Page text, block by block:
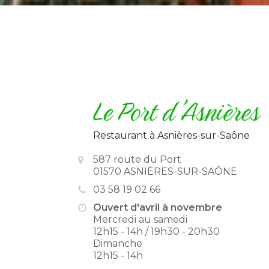
Restaurant à Asnières-sur-Saône
587 route du Port
01570 ASNIÈRES-SUR-SAÔNE
03 58 19 02 66
Ouvert d'avril à novembre
Mercredi au samedi
12h15 - 14h / 19h30 - 20h30
Dimanche
12h15 - 14h